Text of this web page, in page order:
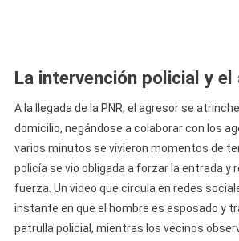
La intervención policial y
A la llegada de la PNR, el agresor se
domicilio, negándose a colaborar con los
varios minutos se vivieron momentos de
policía se vio obligada a forzar la entrada y
fuerza. Un video que circula en redes
instante en que el hombre es esposado y
patrulla policial, mientras los vecinos